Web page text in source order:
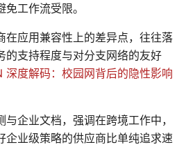
工作流受限。
在应用兼容性上的差异点，往往落
的支持程度与对分支网络的友好
深度解码：校园网背后的隐性影响
企业文档，强调在跨境工作中，
企业级策略的供应商比单纯追求速